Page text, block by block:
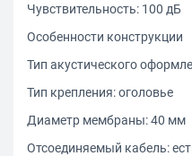
Чувствительность: 100 дБ
Особенности конструкции
Тип акустического
Тип крепления: оголовье
Диаметр мембраны: 40 мм
Отсоединяемый кабель: